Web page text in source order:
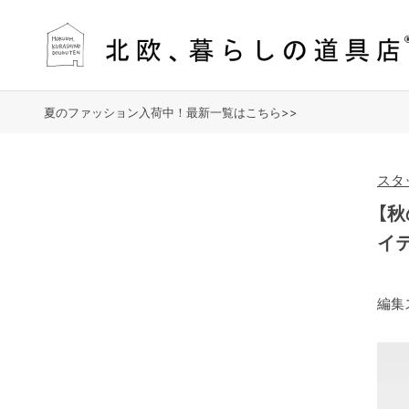
夏のファッション入荷中！最新一覧はこちら>>
スタ
【
イ
編